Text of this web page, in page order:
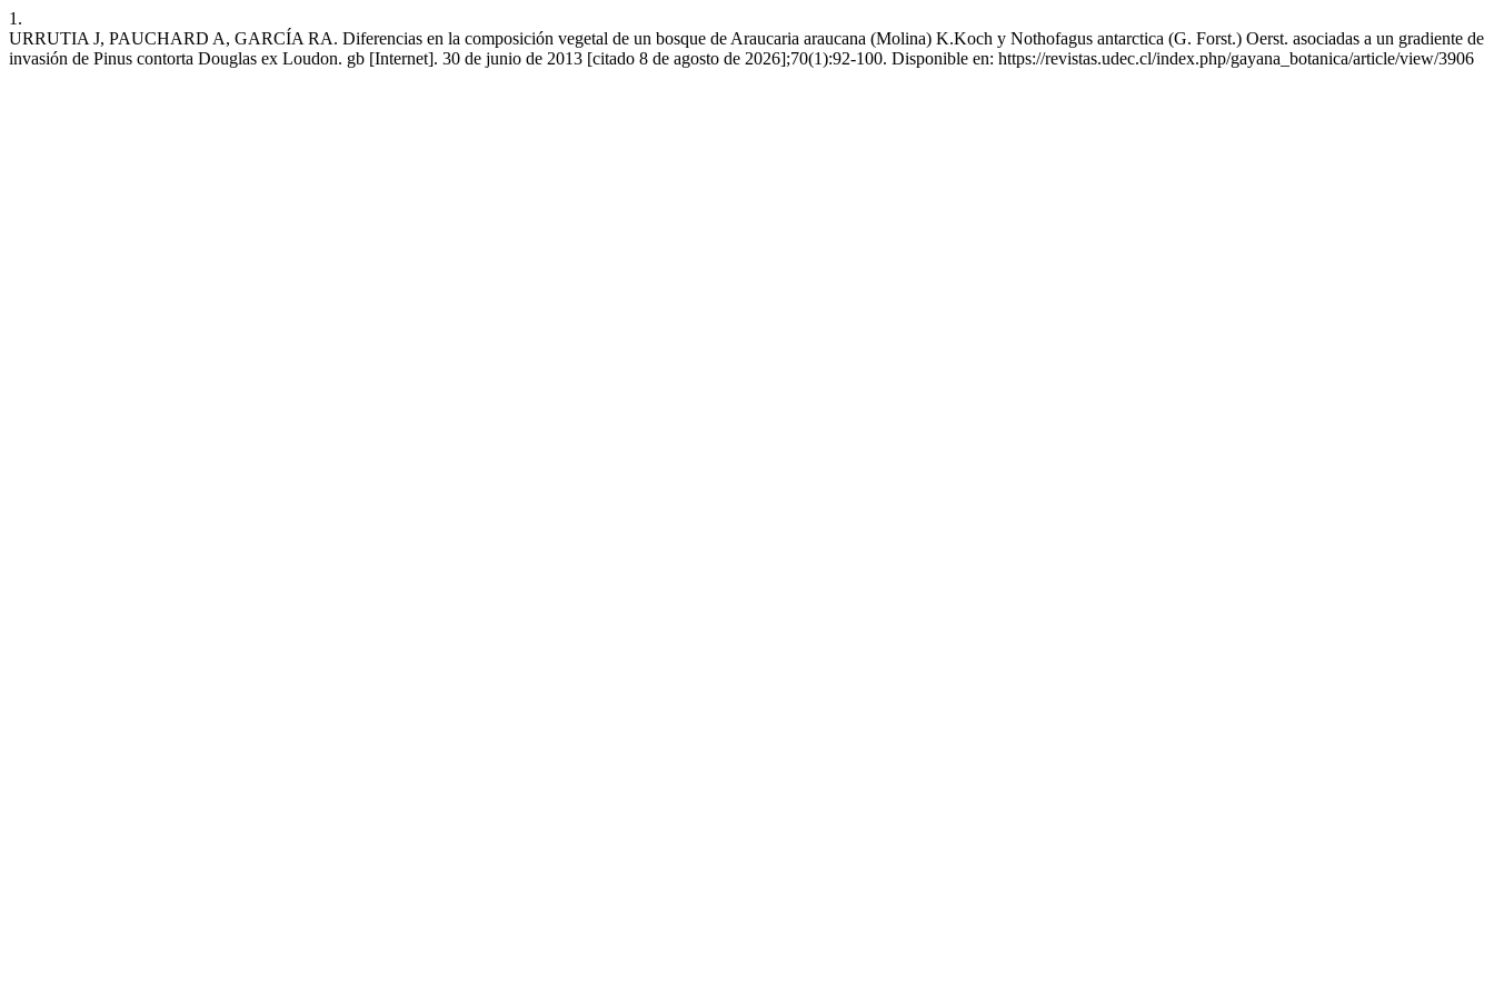
1.
URRUTIA J, PAUCHARD A, GARCÍA RA. Diferencias en la composición vegetal de un bosque de Araucaria araucana (Molina) K.Koch y Nothofagus antarctica (G. Forst.) Oerst. asociadas a un gradiente de
invasión de Pinus contorta Douglas ex Loudon. gb [Internet]. 30 de junio de 2013 [citado 8 de agosto de 2026];70(1):92-100. Disponible en: https://revistas.udec.cl/index.php/gayana_botanica/article/view/3906